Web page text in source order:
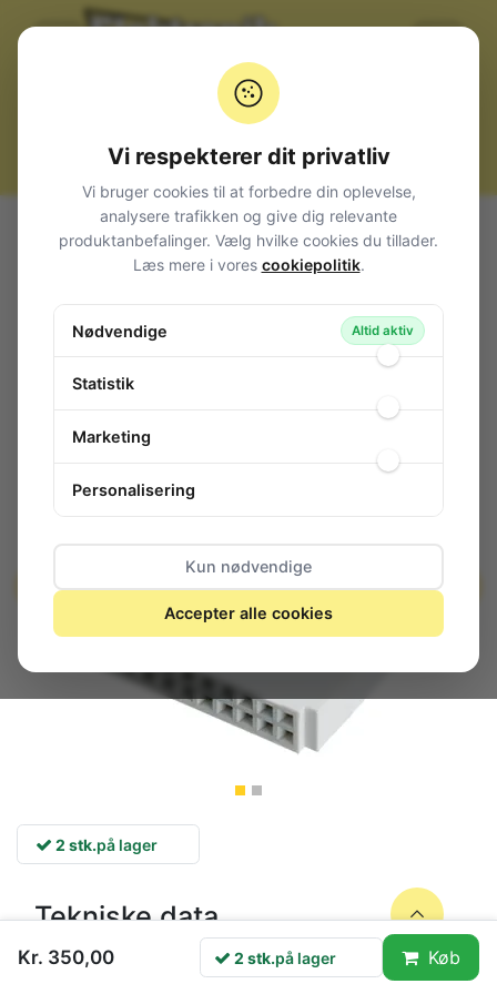
Alle produkter
Kabler, stik og adaptere
Computerkabler
Stik IDC
Special
Teststikkontakt til DIN 41651 20P, 922578-20
Teststikkontakt til DIN 41651 20P,
119-628 / E43-122-96
2 stk.på lager
Tekniske data
Rastermål
2.54 mm
20
Kr. 350,00 2 stk.på lager Køb
Vi respekterer dit privatliv
Vi bruger cookies til at forbedre din oplevelse,
analysere trafikken og give dig relevante
produktanbefalinger. Vælg hvilke cookies du tillader.
Læs mere i vores cookiepolitik.
Nødvendige Altid aktiv
Statistik
Marketing
Personalisering
Kun nødvendige
Accepter alle cookies